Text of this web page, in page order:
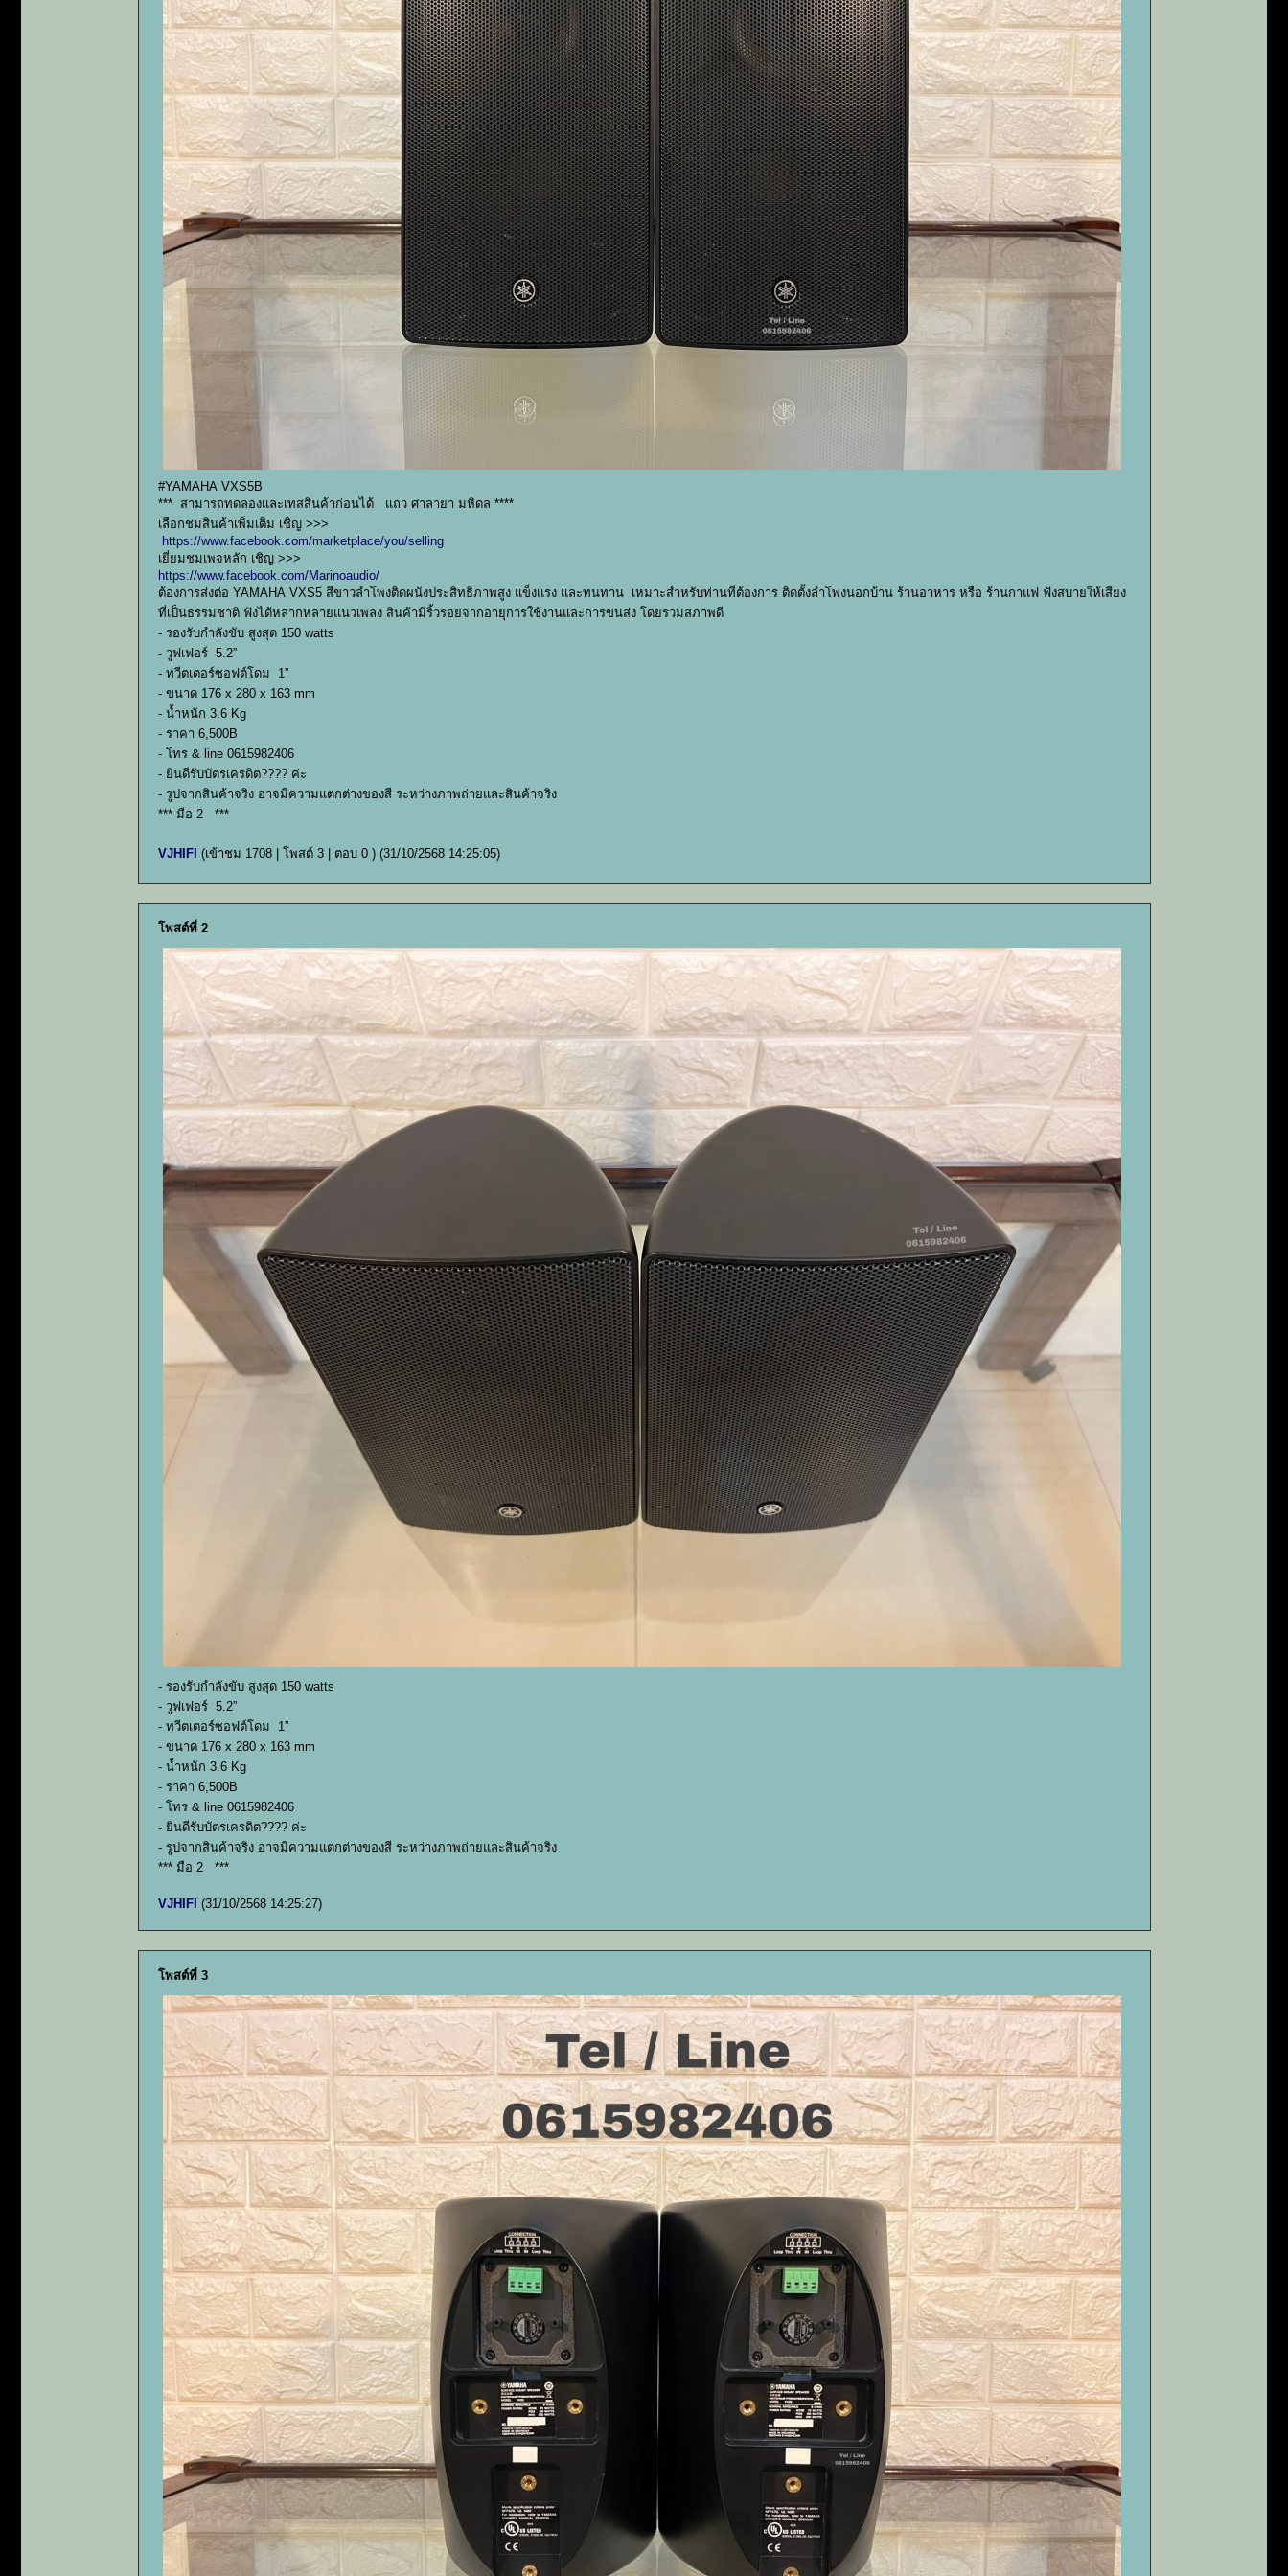
#YAMAHA VXS5B
*** สามารถทดลองและเทสสินค้าก่อนได้ แถว ศาลายา มหิดล ****
เลือกชมสินค้าเพิ่มเติม เชิญ >>>
https://www.facebook.com/marketplace/you/selling
เยี่ยมชมเพจหลัก เชิญ >>>
https://www.facebook.com/Marinoaudio/
ต้องการส่งต่อ YAMAHA VXS5 สีขาวลำโพงติดผนังประสิทธิภาพสูง แข็งแรง และทนทาน เหมาะสำหรับท่านที่ต้องการ ติดตั้งลำโพงนอกบ้าน ร้านอาหาร หรือ ร้านกาแฟ ฟังสบายให้เสียง
ที่เป็นธรรมชาติ ฟังได้หลากหลายแนวเพลง สินค้ามีริ้วรอยจากอายุการใช้งานและการขนส่ง โดยรวมสภาพดี
- รองรับกำลังขับ สูงสุด 150 watts
- วูฟเฟอร์ 5.2”
- ทวีตเตอร์ซอฟต์โดม 1”
- ขนาด 176 x 280 x 163 mm
- น้ำหนัก 3.6 Kg
- ราคา 6,500B
- โทร & line 0615982406
- ยินดีรับบัตรเครดิต???? ค่ะ
- รูปจากสินค้าจริง อาจมีความแตกต่างของสี ระหว่างภาพถ่ายและสินค้าจริง
*** มือ 2 ***
VJHIFI (เข้าชม 1708 | โพสต์ 3 | ตอบ 0 ) (31/10/2568 14:25:05)
โพสต์ที่ 2
- รองรับกำลังขับ สูงสุด 150 watts
- วูฟเฟอร์ 5.2”
- ทวีตเตอร์ซอฟต์โดม 1”
- ขนาด 176 x 280 x 163 mm
- น้ำหนัก 3.6 Kg
- ราคา 6,500B
- โทร & line 0615982406
- ยินดีรับบัตรเครดิต???? ค่ะ
- รูปจากสินค้าจริง อาจมีความแตกต่างของสี ระหว่างภาพถ่ายและสินค้าจริง
*** มือ 2 ***
VJHIFI (31/10/2568 14:25:27)
โพสต์ที่ 3